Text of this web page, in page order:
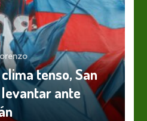
tenso, San
ante